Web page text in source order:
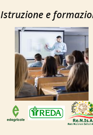
Istruzione e